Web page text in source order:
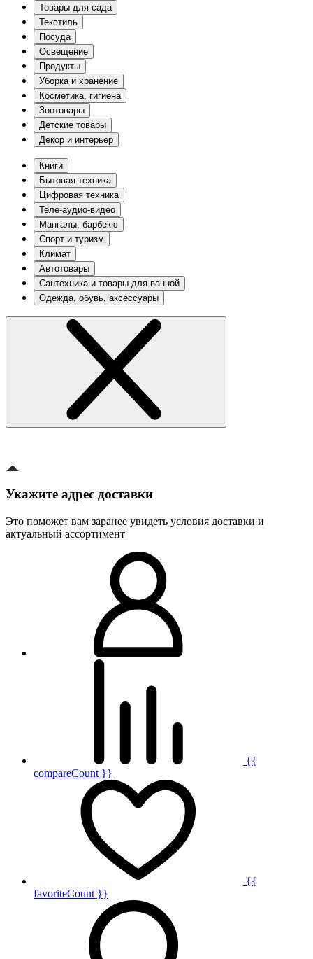
Товары для сада
Текстиль
Посуда
Освещение
Продукты
Уборка и хранение
Косметика, гигиена
Зоотовары
Детские товары
Декор и интерьер
Книги
Бытовая техника
Цифровая техника
Теле-аудио-видео
Мангалы, барбекю
Спорт и туризм
Климат
Автотовары
Сантехника и товары для ванной
Одежда, обувь, аксессуары
Укажите адрес доставки
Это поможет вам заранее увидеть условия доставки и
актуальный ассортимент
{{
compareCount }}
{{
favoriteCount }}